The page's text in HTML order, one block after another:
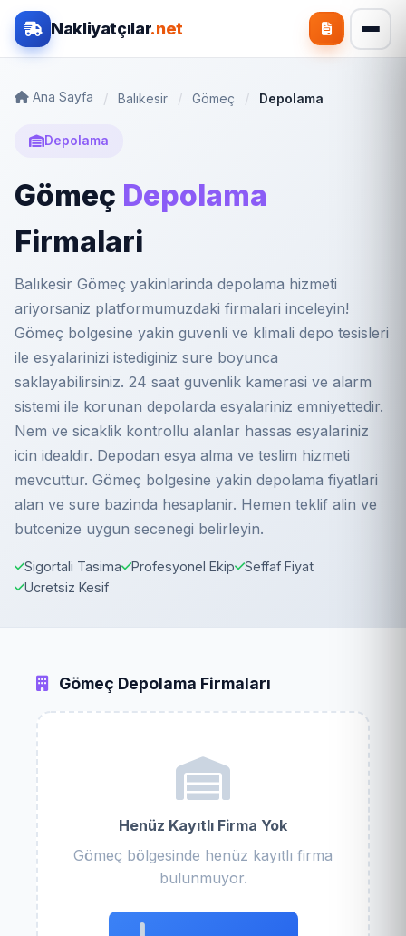
Nakliyatçılar.net
Ana Sayfa Balıkesir Gömeç Depolama
Depolama
Gömeç Depolama
Firmalari
Balıkesir Gömeç yakinlarinda depolama hizmeti
ariyorsaniz platformumuzdaki firmalari inceleyin!
Gömeç bolgesine yakin guvenli ve klimali depo tesisleri
ile esyalarinizi istediginiz sure boyunca
saklayabilirsiniz. 24 saat guvenlik kamerasi ve alarm
sistemi ile korunan depolarda esyalariniz emniyettedir.
Nem ve sicaklik kontrollu alanlar hassas esyalariniz
icin idealdir. Depodan esya alma ve teslim hizmeti
mevcuttur. Gömeç bolgesine yakin depolama fiyatlari
alan ve sure bazinda hesaplanir. Hemen teklif alin ve
butcenize uygun secenegi belirleyin.
Sigortali Tasima Profesyonel Ekip
Seffaf Fiyat
Ucretsiz Kesif
Gömeç Depolama Firmaları
Henüz Kayıtlı Firma Yok
Gömeç bölgesinde henüz kayıtlı firma
bulunmuyor.